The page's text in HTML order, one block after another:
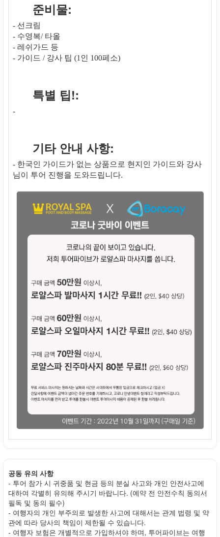
준비물:
- 선크림
- 수영복/ 타올
- 레쉬가드 등
- 가이드 / 강사 팁 (1인 100페소)
특별 팁!:
-
기타 안내 사항:
- 한국인 가이드가 없는 상품으로 현지인 가이드와 강사
님이 투어 진행을 도와드립니다.
공동 유의 사항
- 투어 참가 시 귀중품 및 현금 등의 분실 사고와 개인 안전사고에
대하여 각별히 유의해 주시기 바랍니다. (예약 전 안전수칙 동의서
필독 및 동의 필수)
- 여행자의 개인 부주의로 발생한 사고에 대해서는 관계 법령 및 약
관에 따라 당사의 책임이 제한될 수 있습니다.
- 여행자 보험은 개별적으로 가입하셔야 하며, 투어파이브는 여행